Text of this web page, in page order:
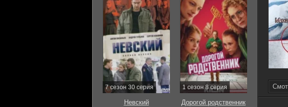
7 сезон 30 серия
Невский
1 сезон 8 серия
Дорогой родственник